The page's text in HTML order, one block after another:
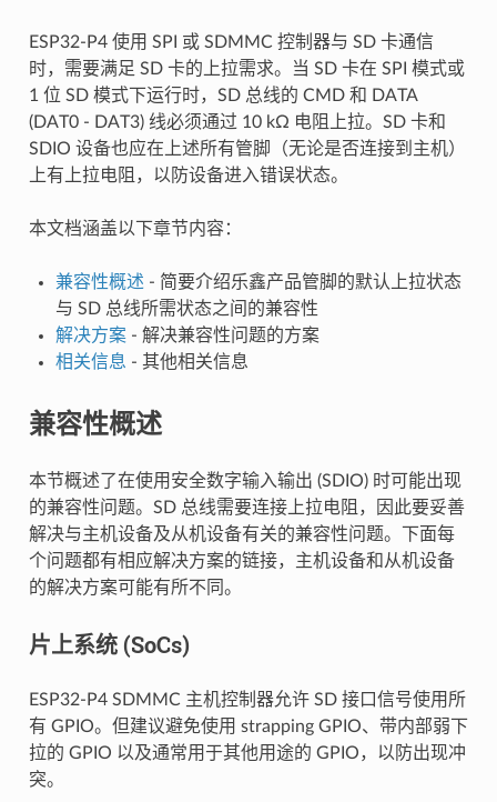
ESP32-P4 使用 SPI 或 SDMMC 控制器与 SD 卡通信
时，需要满足 SD 卡的上拉需求。当 SD 卡在 SPI 模式或
1 位 SD 模式下运行时，SD 总线的 CMD 和 DATA
(DAT0 - DAT3) 线必须通过 10 kΩ 电阻上拉。SD 卡和
SDIO 设备也应在上述所有管脚（无论是否连接到主机）
上有上拉电阻，以防设备进入错误状态。
本文档涵盖以下章节内容：
兼容性概述 - 简要介绍乐鑫产品管脚的默认上拉状态
与 SD 总线所需状态之间的兼容性
解决方案- 解决兼容性问题的方案
相关信息 - 其他相关信息
兼容性概述
本节概述了在使用安全数字输入输出 (SDIO) 时可能出现
的兼容性问题。SD 总线需要连接上拉电阻，因此要妥善
解决与主机设备及从机设备有关的兼容性问题。下面每
个问题都有相应解决方案的链接，主机设备和从机设备
的解决方案可能有所不同。
片上系统 (SoCs)
ESP32-P4 SDMMC 主机控制器允许 SD 接口信号使用所
有 GPIO。但建议避免使用 strapping GPIO、带内部弱下
拉的 GPIO 以及通常用于其他用途的 GPIO，以防出现冲
突。